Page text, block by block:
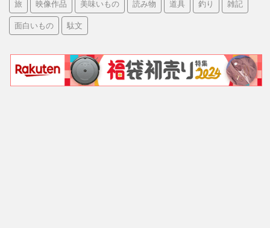
旅 映像作品 美味いもの 読み物 道具 釣り 雑記
面白いもの 駄文